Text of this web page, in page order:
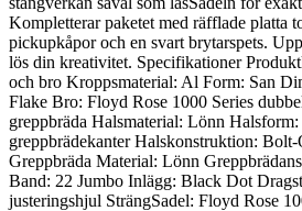
Kompletterar paketet med räfflade platta
pickupkåpor och en svart brytarspets.
lös din kreativitet. Specifikationer
och bro Kroppsmaterial: Al Form: San
Flake Bro: Floyd Rose 1000 Series
greppbräda Halsmaterial: Lönn
greppbrädekanter Halskonstruktion:
Greppbräda Material: Lönn
Band: 22 Jumbo Inlägg: Black Dot
justeringshjul SträngSadel: Floyd Rose